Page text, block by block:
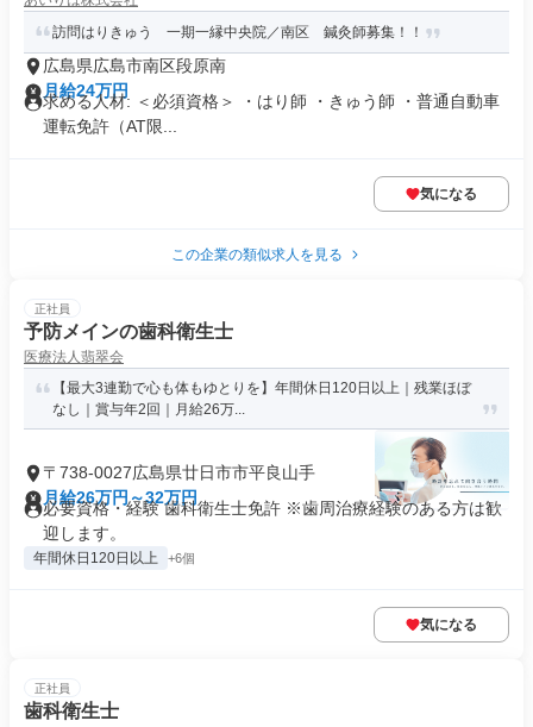
訪問はりきゅう 一期一縁中央院／南区 鍼灸師募集！！
広島県広島市南区段原南
月給24万円
求める人材: ＜必須資格＞ ・はり師 ・きゅう師 ・普通自動車
運転免許（AT限...
気になる
この企業の類似求人を見る
正社員
予防メインの歯科衛生士
医療法人翡翠会
【最大3連勤で心も体もゆとりを】年間休日120日以上｜残業ほぼ
なし｜賞与年2回｜月給26万...
〒738-0027広島県廿日市市平良山手
月給26万円～32万円
必要資格・経験 歯科衛生士免許 ※歯周治療経験のある方は歓
迎します。
年間休日120日以上 +6個
気になる
正社員
歯科衛生士